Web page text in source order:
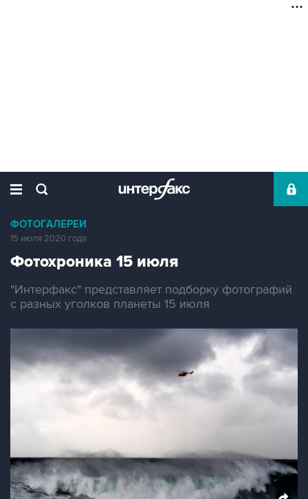
ФОТОГАЛЕРЕИ
15 июля 2020 года
Фотохроника 15 июля
"Интерфакс" представляет подборку фотографий
с разных уголков планеты 15 июля